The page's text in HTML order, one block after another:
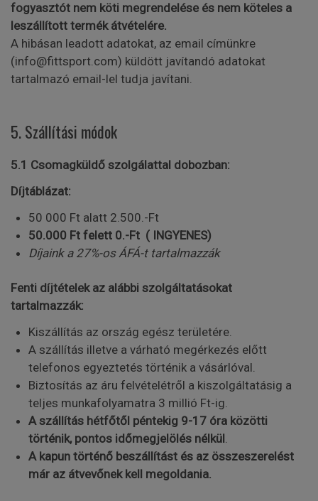
fogyasztót nem köti megrendelése és nem köteles a
leszállított termék átvételére.
A hibásan leadott adatokat, az email címünkre
(info@fittsport.com) küldött javítandó adatokat
tartalmazó email-lel tudja javítani.
5. Szállítási módok
5.1 Csomagküldő szolgálattal dobozban:
Díjtáblázat:
50 000 Ft alatt 2.500.-Ft
50.000 Ft felett 0.-Ft ( INGYENES)
Díjaink a 27%-os ÁFÁ-t tartalmazzák
Fenti díjtételek az alábbi szolgáltatásokat
tartalmazzák:
Kiszállítás az ország egész területére.
A szállítás illetve a várható megérkezés előtt
telefonos egyeztetés történik a vásárlóval.
Biztosítás az áru felvételétről a kiszolgáltatásig a
teljes munkafolyamatra 3 millió Ft-ig.
A szállítás hétfőtől péntekig 9-17 óra közötti
történik, pontos időmegjelölés nélkül.
A kapun történő beszállítást és az összeszerelést
már az átvevőnek kell megoldania.